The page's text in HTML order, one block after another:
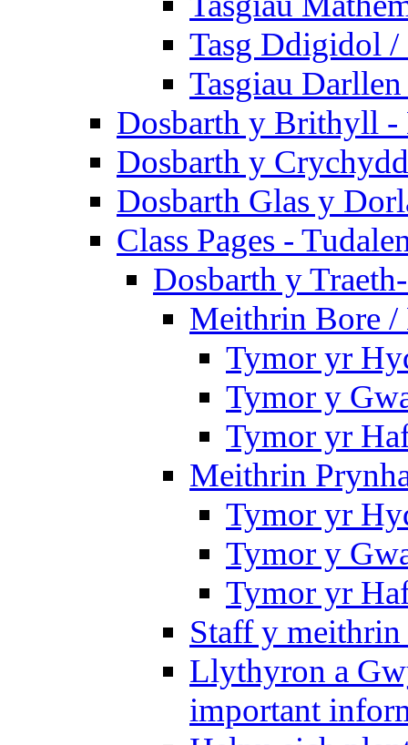
Tasg Ddigidol
Tasgiau
Dosbarth y Brithyll
Dosbarth y
Dosbarth Glas y
Class Pages -
Dosbarth y
Meithrin Bore
Tymor yr
Tymor y
Tymor yr
Meithrin
Tymor yr
Tymor y
Tymor yr
Staff y
Llythyron a
important